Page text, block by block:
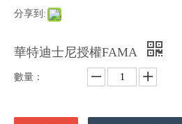
分享到:
華特迪士尼授權FAMA
數量：